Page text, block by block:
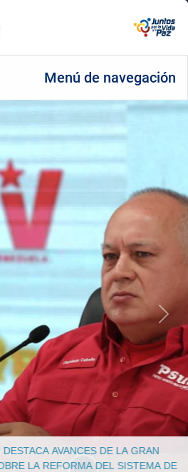
Menú de navegación
AVANCES DE LA GRAN
LA REFORMA DEL SISTEMA DE